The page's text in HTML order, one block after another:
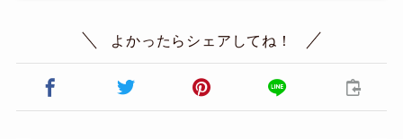
よかったらシェアしてね！